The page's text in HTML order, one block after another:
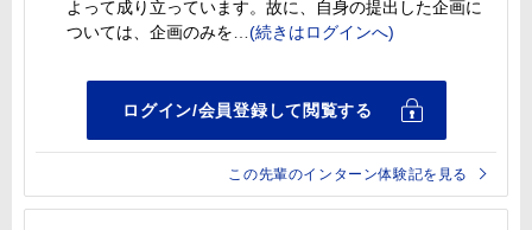
よって成り立っています。故に、自身の提出した企画に
ついては、企画のみを
この先輩のインターン体験記を見る